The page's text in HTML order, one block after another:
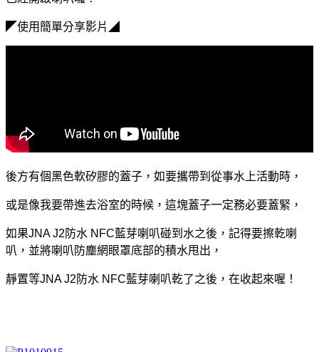
◤使用簡單分享影片◢
後方有個黑色軟矽膠的蓋子，如要攜帶到從事水上活動時，
或是像我要帶進去浴室的時候，這塊蓋子一定務必要蓋緊，
如果JNA J2防水 NFC藍芽喇叭碰到水之後，記得要擦乾喇
叭，並將喇叭防塵網眼罩底部的積水甩出，
靜置等JNA J2防水 NFC藍芽喇叭乾了之後，在收起來喔！